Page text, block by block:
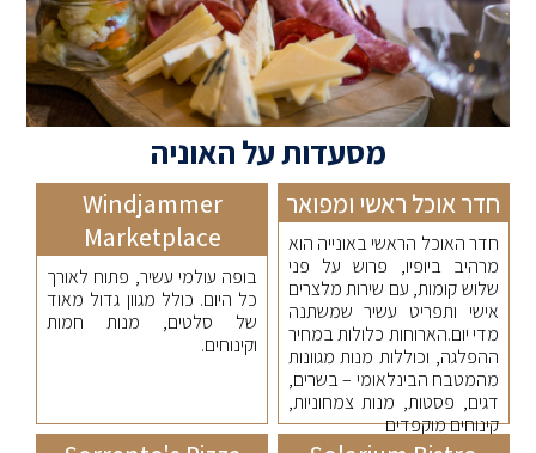
מסעדות על האוניה
חדר אוכל ראשי ומפואר
חדר האוכל הראשי באונייה הוא
מרהיב ביופיו, פרוש על פני
שלוש קומות, עם שירות מלצרים
אישי ותפריט עשיר שמשתנה
מדי יום.הארוחות כלולות במחיר
ההפלגה, וכוללות מנות מגוונות
מהמטבח הבינלאומי – בשרים,
דגים, פסטות, מנות צמחוניות,
קינוחים מוקפדים
Windjammer
Marketplace
בופה עולמי עשיר, פתוח לאורך
כל היום. כולל מגוון גדול מאוד
של סלטים, מנות חמות
וקינוחים.